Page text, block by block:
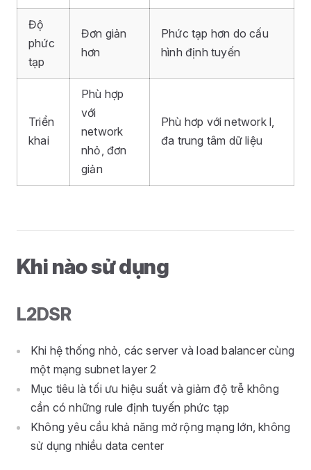
Độ
phức
tạp
Đơn giản
hơn
Phức tạp hơn do cấu
hình định tuyến
Triển
khai
Phù hợp
với
network
nhỏ, đơn
giản
Phù hơp với network l,
đa trung tâm dữ liệu
Khi nào sử dụng
L2DSR
Khi hệ thống nhỏ, các server và load balancer cùng
một mạng subnet layer 2
Mục tiêu là tối ưu hiệu suất và giảm độ trễ không
cần có những rule định tuyến phức tạp
Không yêu cầu khả năng mở rộng mạng lớn, không
sử dụng nhiều data center